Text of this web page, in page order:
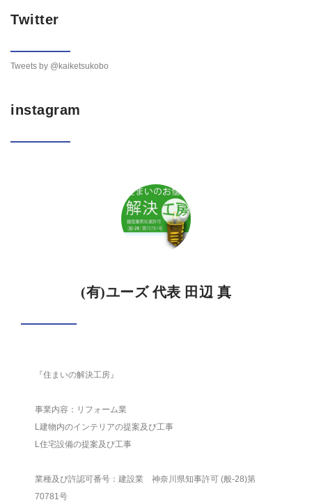
Twitter
Tweets by @kaiketsukobo
instagram
(有)ユーズ 代表 田辺 真
『住まいの解決工房』
事業内容：リフォーム業
L建物内のインテリアの提案及び工事
L住宅設備の提案及び工事
業種及び許認可番号：建設業 神奈川県知事許可 (般-28)第
70781号